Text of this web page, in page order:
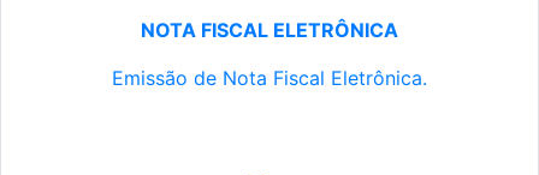
NOTA FISCAL ELETRÔNICA
Emissão de Nota Fiscal Eletrônica.